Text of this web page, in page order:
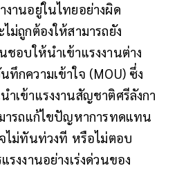
งานอยู่ในไทยอย่างผิด
ม่ถูกต้องให้สามารถยัง
ชอบให้นำเข้าแรงงานต่าง
กความเข้าใจ (MOU) ซึ่ง
ำเข้าแรงงานสัญชาติศรีลังกา
ารถแก้ไขปัญหาการทดแทน
ไม่ทันท่วงที หรือไม่ตอบ
งงานอย่างเร่งด่วนของ